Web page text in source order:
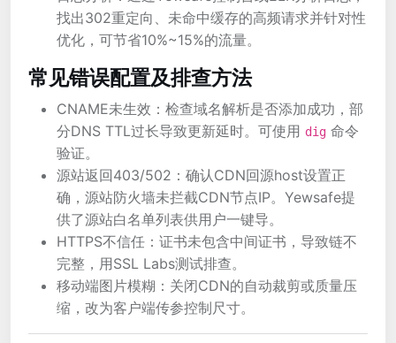
找出302重定向、未命中缓存的高频请求并针对性
优化，可节省10%~15%的流量。
常见错误配置及排查方法
CNAME未生效：检查域名解析是否添加成功，部
分DNS TTL过长导致更新延时。可使用 dig 命令
验证。
源站返回403/502：确认CDN回源host设置正
确，源站防火墙未拦截CDN节点IP。Yewsafe提
供了源站白名单列表供用户一键导。
HTTPS不信任：证书未包含中间证书，导致链不
完整，用SSL Labs测试排查。
移动端图片模糊：关闭CDN的自动裁剪或质量压
缩，改为客户端传参控制尺寸。